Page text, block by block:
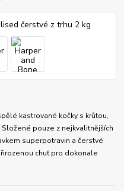
kastrované kočky s krůtou,
pouze z nejkvalitnějších
superpotravin a čerstvé
chuť pro dokonale